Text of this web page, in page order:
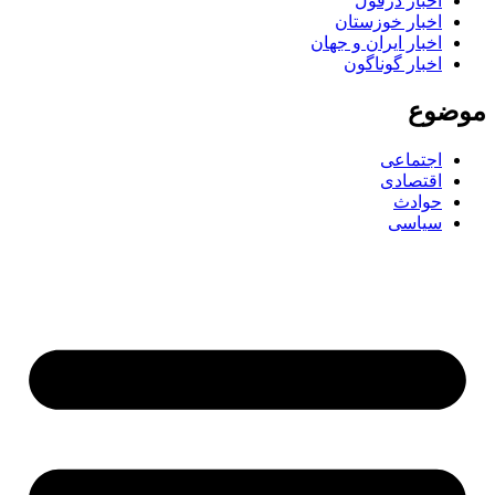
اخبار خوزستان
اخبار ایران و جهان
اخبار گوناگون
موضوع
اجتماعی
اقتصادی
حوادث
سیاسی